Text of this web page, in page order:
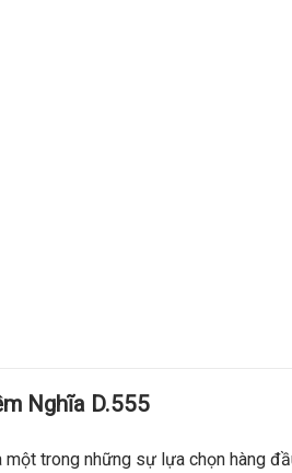
Nghĩa D.555
trong những sự lựa chọn hàng